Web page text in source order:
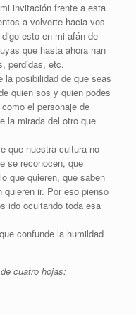
invitación frente a esta
a volverte hacia vos
esto en mi afán de
que hasta ahora han
perdidas, etc.
la posibilidad de que seas
quien sos y quien podes
el personaje de
la mirada del otro que
que nuestra cultura no
se reconocen, que
que quieren, que saben
quieren ir. Por eso pienso
ido ocultando toda esa
confunde la humildad
cuatro hojas: